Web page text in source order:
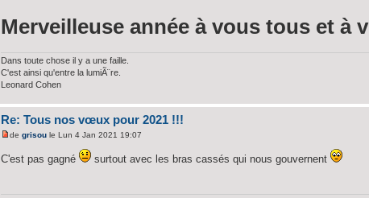
Merveilleuse année à vous tous et à
Dans toute chose il y a une faille.
C'est ainsi qu'entre la lumiÃ¨re.
Leonard Cohen
Re: Tous nos vœux pour 2021 !!!
degrisou le Lun 4 Jan 2021 19:07
C'est pas gagné surtout avec les bras cassés qui nous gouvernent